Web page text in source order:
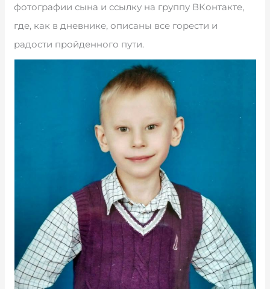
фотографии сына и ссылку на группу ВКонтакте,
где, как в дневнике, описаны все горести и
радости пройденного пути.